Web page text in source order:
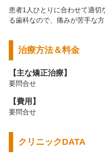
患者1人ひとりに合わせて適切
る歯科なので、痛みが苦手な
治療方法＆料金
【主な矯正治療】
要問合せ
【費用】
要問合せ
クリニックDATA